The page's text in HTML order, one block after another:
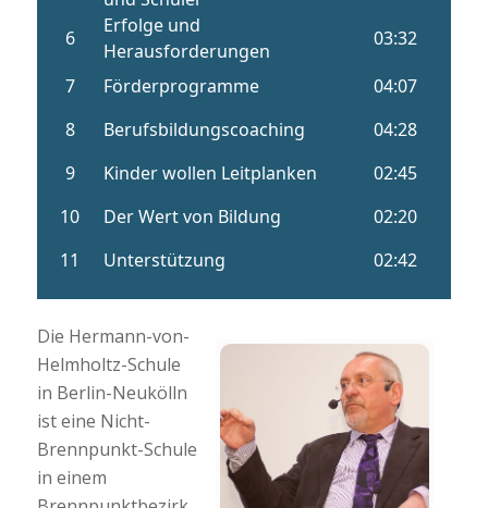
Die Hermann-von-
Helmholtz-Schule
in Berlin-Neukölln
ist eine Nicht-
Brennpunkt-Schule
in einem